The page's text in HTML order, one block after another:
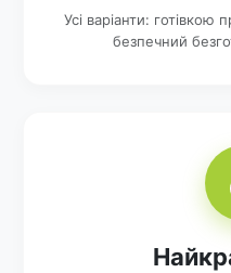
Усі варіанти: готівкою
безпечний